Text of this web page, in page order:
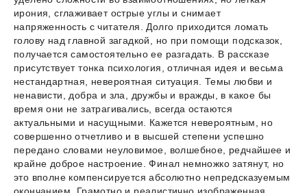
ирония, сглаживает острые углы и снимает
напряженность с читателя. Долго приходится ломать
голову над главной загадкой, но при помощи подсказок,
получается самостоятельно ее разгадать. В рассказе
присутствует тонка психология, отличная идея и весьма
нестандартная, невероятная ситуация. Темы любви и
ненависти, добра и зла, дружбы и вражды, в какое бы
время они не затрагивались, всегда остаются
актуальными и насущными. Кажется невероятным, но
совершенно отчетливо и в высшей степени успешно
передано словами неуловимое, волшебное, редчайшее и
крайне доброе настроение. Финал немножко затянут, но
это вполне компенсируется абсолютно непредсказуемым